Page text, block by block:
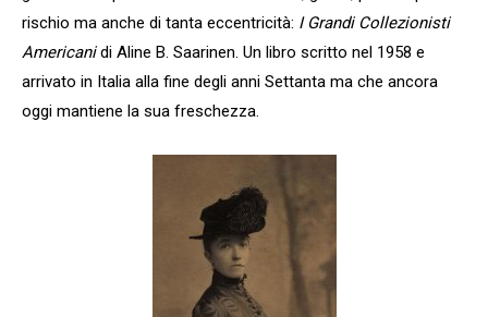
rischio ma anche di tanta eccentricità: I Grandi Collezionisti
Americanidi Aline B. Saarinen. Un libro scritto nel 1958 e
arrivato in Italia alla fine degli anni Settanta ma che ancora
oggi mantiene la sua freschezza.